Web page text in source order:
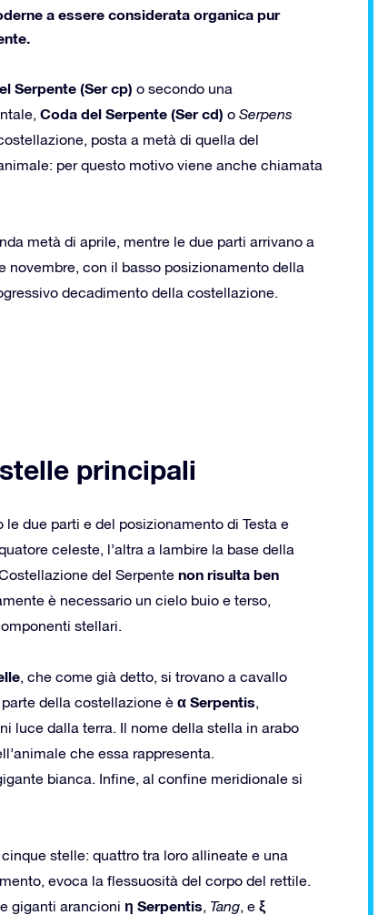
a essere considerata organica pur
Serpente (Ser cp) o secondo una
Coda del Serpente (Ser cd) o Serpens
posta a metà di quella del
per questo motivo viene anche chiamata
metà di aprile, mentre le due parti arrivano a
novembre, con il basso posizionamento della
decadimento della costellazione.
principali
due parti e del posizionamento di Testa e
celeste, l’altra a lambire la base della
del Serpente non risulta ben
è necessario un cielo buio e terso,
stellari.
, che come già detto, si trovano a cavallo
della costellazione è α Serpentis,
luce dalla terra. Il nome della stella in arabo
che essa rappresenta.
bianca. Infine, al confine meridionale si
stelle: quattro tra loro allineate e una
evoca la flessuosità del corpo del rettile.
giganti arancioni η Serpentis, Tang, e ξ